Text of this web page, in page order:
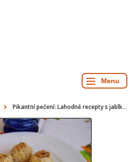
Pikantní pečení: Lahodné recepty s jablky, sýrem a pomerančem